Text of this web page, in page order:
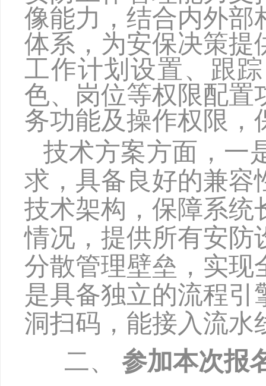
像能力，结合内外部
体系，为安保决策提
工作计划设置、跟
色、岗位等权限配置
务功能及操作权限，
技术方案方面 ， 一
求，具备良好的兼容
技术架构，保障系统
情况，提供所有安防
分散管理壁垒，实现
是具备独立的流程引
洞扫码，能接入流水
二、 参加本次报